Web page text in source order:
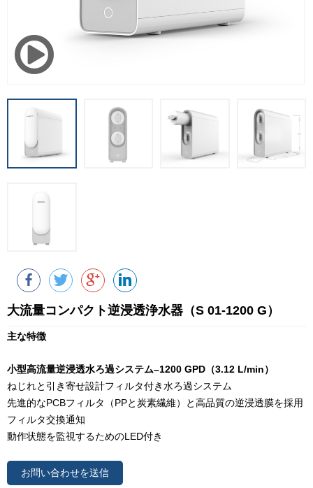
大流量コンパクト逆浸透浄水器（S 01-1200 G）
主な特徴
小型高流量逆浸透水ろ過システム–1200 GPD（3.12 L/min）
ねじれと引き寄せ設計フィルタ付き水ろ過システム
先進的なPCBフィルタ（PPと炭素繊維）と高品質の逆浸透膜を採用
フィルタ交換通知
動作状態を監視するためのLED付き
お問い合わせを送信